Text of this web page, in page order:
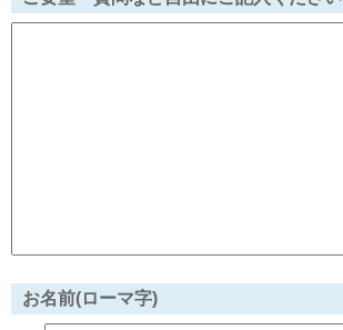
お名前(ローマ字)